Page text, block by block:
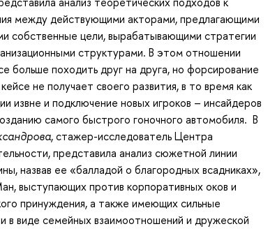
между действующими акторами, предлагающими
собственные цели, вырабатывающими стратегии
структурами. В этом отношении
больше походить друг на друга, но форсирование
не получает своего развития, в то время как
извне и подключение новых игроков – инсайдеров
самого быстрого гоночного автомобиля. В
, стажер-исследователь Центра
представила анализ сюжетной линии
назвав ее «балладой о благородных всадниках»,
выступающих против корпоративных оков и
принуждения, а также имеющих сильные
в виде семейных взаимоотношений и дружеской